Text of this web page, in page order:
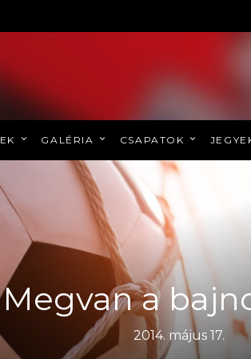
GALÉRIA CSAPATOK
Megvan a
2014. május 17.